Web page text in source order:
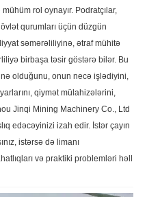
rol oynayır. Podratçılar,
qurumları üçün düzgün
səmərəliliyinə, ətraf mühitə
birbaşa təsir göstərə bilər. Bu
olduğunu, onun necə işlədiyini,
qiymət mülahizələrini,
Jinqi Mining Machinery Co., Ltd
edəcəyinizi izah edir. İstər çayın
istərsə də limanı
və praktiki problemləri həll